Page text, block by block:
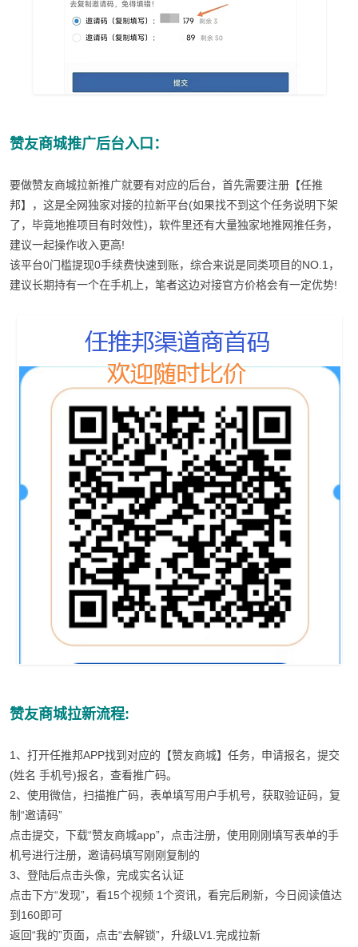
赞友商城推广后台入口：
要做赞友商城拉新推广就要有对应的后台，首先需要注册【任推
邦】，这是全网独家对接的拉新平台(如果找不到这个任务说明下架
了，毕竟地推项目有时效性)，软件里还有大量独家地推网推任务，
建议一起操作收入更高!
该平台0门槛提现0手续费快速到账，综合来说是同类项目的NO.1，
建议长期持有一个在手机上，笔者这边对接官方价格会有一定优势!
赞友商城拉新流程:
1、打开任推邦APP找到对应的【赞友商城】任务，申请报名，提交
(姓名 手机号)报名，查看推广码。
2、使用微信，扫描推广码，表单填写用户手机号，获取验证码，复
制“邀请码”
点击提交，下载“赞友商城app”，点击注册，使用刚刚填写表单的手
机号进行注册，邀请码填写刚刚复制的
3、登陆后点击头像，完成实名认证
点击下方“发现”，看15个视频 1个资讯，看完后刷新，今日阅读值达
到160即可
返回“我的”页面，点击“去解锁”，升级LV1.完成拉新